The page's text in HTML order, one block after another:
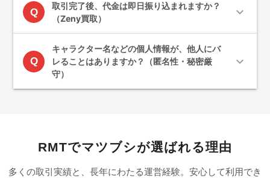
Q
取引完了後、代金は即日振り込まれますか？
（Zeny買取）
expand_more
Q
キャラクター名などの個人情報が、他人にバ
レることはありますか？（匿名性・秘密厳
守）
expand_more
RMTでマツブシが選ばれる理由
多くの取引実績と、長年にわたる運営経験。安心して利用でき